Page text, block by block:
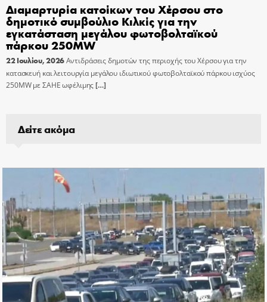
Διαμαρτυρία κατοίκων του Χέρσου στο
δημοτικό συμβούλιο Κιλκίς για την
εγκατάσταση μεγάλου φωτοβολταϊκού
πάρκου 250MW
22 Ιουλίου, 2026Αντιδράσεις δημοτών της περιοχής του Χέρσου για την
κατασκευή και λειτουργία μεγάλου ιδιωτικού φωτοβολταϊκού πάρκου ισχύος
250MW με ΣΑΗΕ ωφέλιμης[…]
Δείτε ακόμα